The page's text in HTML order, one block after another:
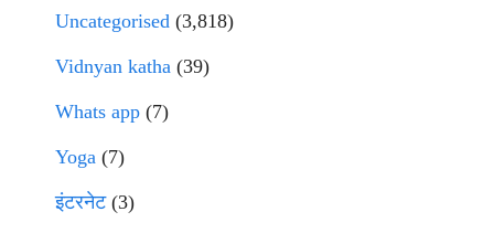
Uncategorised (3,818)
Vidnyan katha (39)
Whats app (7)
Yoga (7)
इंटरनेट(3)